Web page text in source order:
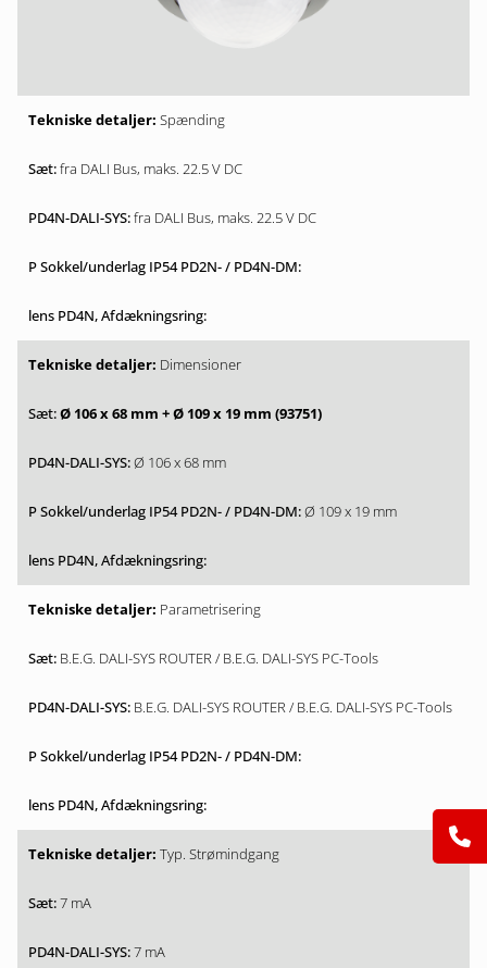
Spænding
fra DALI Bus, maks. 22.5 V DC
fra DALI Bus, maks. 22.5 V DC
Dimensioner
Ø 106 x 68 mm + Ø 109 x 19 mm (93751)
Ø 106 x 68 mm
Ø 109 x 19 mm
Parametrisering
B.E.G. DALI-SYS ROUTER / B.E.G. DALI-SYS PC-Tools
B.E.G. DALI-SYS ROUTER / B.E.G. DALI-SYS PC-Tools
Typ. Strømindgang
7 mA
7 mA